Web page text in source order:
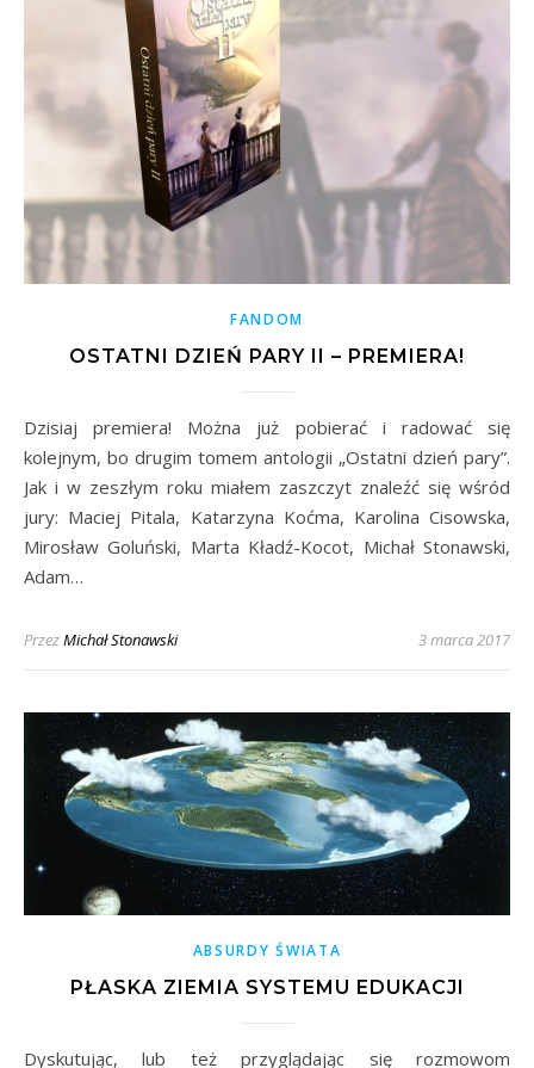
FANDOM
OSTATNI DZIEŃ PARY II – PREMIERA!
Dzisiaj premiera! Można już pobierać i radować się
kolejnym, bo drugim tomem antologii „Ostatni dzień pary”.
Jak i w zeszłym roku miałem zaszczyt znaleźć się wśród
jury: Maciej Pitala, Katarzyna Koćma, Karolina Cisowska,
Mirosław Goluński, Marta Kładź-Kocot, Michał Stonawski,
Adam…
PrzezMichał Stonawski 3 marca 2017
ABSURDY ŚWIATA
PŁASKA ZIEMIA SYSTEMU EDUKACJI
Dyskutując, lub też przyglądając się rozmowom